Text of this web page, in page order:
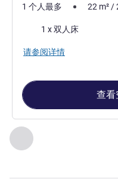
上一个 - 客房
第 页，共 , 客房 1
1 个人最多 22 m²/
床上用品1 x 双人床
请参阅详情
查看